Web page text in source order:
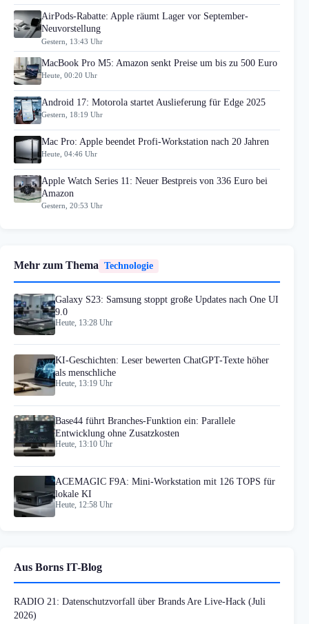
AirPods-Rabatte: Apple räumt Lager vor September-
Neuvorstellung
Gestern, 13:43 Uhr
MacBook Pro M5: Amazon senkt Preise um bis zu 500 Euro
Heute, 00:20 Uhr
Android 17: Motorola startet Auslieferung für Edge 2025
Gestern, 18:19 Uhr
Mac Pro: Apple beendet Profi-Workstation nach 20 Jahren
Heute, 04:46 Uhr
Apple Watch Series 11: Neuer Bestpreis von 336 Euro bei
Amazon
Gestern, 20:53 Uhr
Mehr zum Thema Technologie
Galaxy S23: Samsung stoppt große Updates nach One UI
9.0
Heute, 13:28 Uhr
KI-Geschichten: Leser bewerten ChatGPT-Texte höher
als menschliche
Heute, 13:19 Uhr
Base44 führt Branches-Funktion ein: Parallele
Entwicklung ohne Zusatzkosten
Heute, 13:10 Uhr
ACEMAGIC F9A: Mini-Workstation mit 126 TOPS für
lokale KI
Heute, 12:58 Uhr
Aus Borns IT-Blog
RADIO 21: Datenschutzvorfall über Brands Are Live-Hack (Juli
2026)